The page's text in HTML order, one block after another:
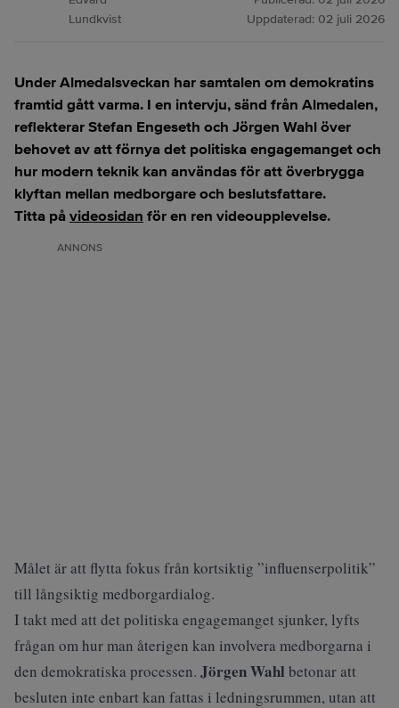
Lundkvist
Uppdaterad: 02 juli 2026
Under Almedalsveckan har samtalen om demokratins
framtid gått varma. I en intervju, sänd från Almedalen,
reflekterar Stefan Engeseth och Jörgen Wahl över
behovet av att förnya det politiska engagemanget och
hur modern teknik kan användas för att överbrygga
klyftan mellan medborgare och beslutsfattare.
Titta på videosidan för en ren videoupplevelse.
ANNONS
Målet är att flytta fokus från kortsiktig ”influenserpolitik”
till långsiktig medborgardialog.
I takt med att det politiska engagemanget sjunker, lyfts
frågan om hur man återigen kan involvera medborgarna i
den demokratiska processen. Jörgen Wahl betonar att
besluten inte enbart kan fattas i ledningsrummen, utan att